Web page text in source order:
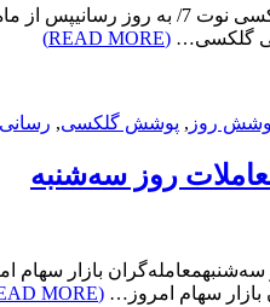
گلکسی… (READ MORE)
روز , پوشش گلکسی,
روز سه‌شنبه
سهام امروز… (READ MORE)